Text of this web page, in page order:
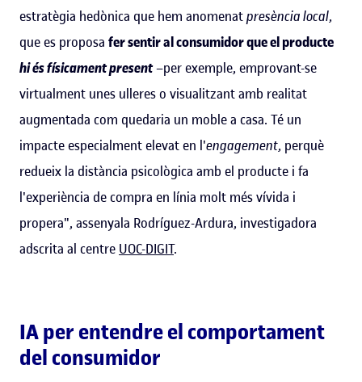
estratègia hedònica que hem anomenatpresència local,
que es proposa fer sentir al consumidor que el producte
hi és físicament present–per exemple, emprovant-se
virtualment unes ulleres o visualitzant amb realitat
augmentada com quedaria un moble a casa. Té un
impacte especialment elevat en l'engagement, perquè
redueix la distància psicològica amb el producte i fa
l'experiència de compra en línia molt més vívida i
propera", assenyala Rodríguez-Ardura, investigadora
adscrita al centre UOC-DIGIT.
IA per entendre el comportament
del consumidor